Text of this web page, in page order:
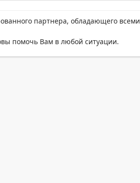
партнера, обладающего всеми
помочь Вам в любой ситуации.